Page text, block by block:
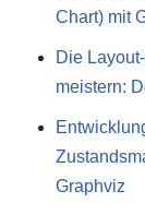
Chart) mit
Die
meistern:
Graphviz